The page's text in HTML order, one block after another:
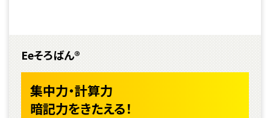
Eeそろばん®
集中力・計算力
暗記力をきたえる！